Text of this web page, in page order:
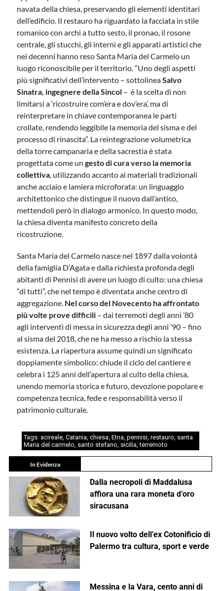
navata della chiesa, preservando gli elementi identitari
dell’edificio. Il restauro ha riguardato la facciata in stile
romanico con archi a tutto sesto, il pronao, il rosone
centrale, gli stucchi, gli interni e gli apparati artistici che
nei decenni hanno reso Santa Maria del Carmelo un
luogo riconoscibile per il territorio. “Uno degli aspetti
più significativi dell’intervento – sottolineaSalvo
Sinatra, ingegnere della Sincol – è la scelta di non
limitarsi a ‘ricostruire com’era e dov’era’, ma di
reinterpretare in chiave contemporanea le parti
crollate, rendendo leggibile la memoria del sisma e del
processo di rinascita”. La reintegrazione volumetrica
della torre campanaria e della sacrestia è stata
progettata come ungesto di cura verso la memoria
collettiva, utilizzando accanto ai materiali tradizionali
anche acciaio e lamiera microforata: un linguaggio
architettonico che distingue il nuovo dall’antico,
mettendoli però in dialogo armonico. In questo modo,
la chiesa diventa manifesto concreto della
ricostruzione.
Santa Maria del Carmelo nasce nel 1897 dalla volontà
della famiglia D’Agata e dalla richiesta profonda degli
abitanti di Pennisi di avere un luogo di culto: una chiesa
“di tutti”, che nel tempo è diventata anche centro di
aggregazione. Nel corso del Novecento ha affrontato
più volte prove difficili – dai terremoti degli anni ’80
agli interventi di messa in sicurezza degli anni ’90 – fino
al sisma del 2018, che ne ha messo a rischio la stessa
esistenza. La riapertura assume quindi un significato
doppiamente simbolico: chiude il ciclo del cantiere e
celebra i 125 anni dell’apertura al culto della chiesa,
unendo memoria storica e futuro, devozione popolare e
competenza tecnica, fede e responsabilità verso il
patrimonio culturale.
Tags: acireale, Catania, chiesa, Etna, pennisi, restauro, santa
Maria del carmelo, santo stefano, sicilia,terremoto
In Evidenza
Dalla necropoli di Maddalusa
affiora una rara moneta d’oro
siracusana
Il nuovo volto dell’ex Cotonificio di
Palermo tra cultura, sport e verde
Messina e la Vara, cento anni di